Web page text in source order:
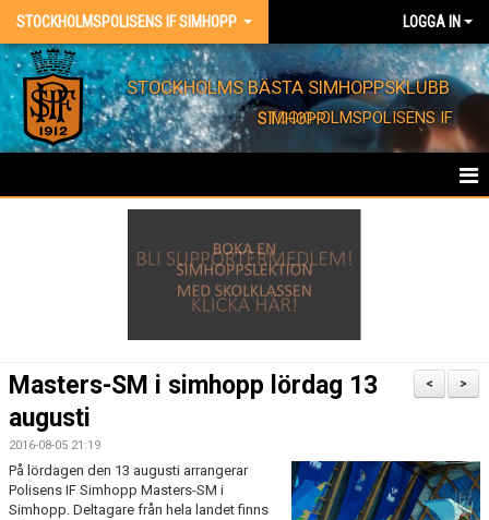
STOCKHOLMSPOLISENS IF SIMHOPP LOGGA IN
STOCKHOLMS BÄSTA SIMHOPPSKLUBB
STOCKHOLMSPOLISENS IF SIMHOPP
BARNKALAS
FÖRENINGSKLÄDER
PRIVATLEKTION
>
<
Masters-SM i simhopp lördag 13
augusti
2016-08-05 21:19
På lördagen den 13 augusti arrangerar
Polisens IF Simhopp Masters-SM i
Simhopp. Deltagare från hela landet finns